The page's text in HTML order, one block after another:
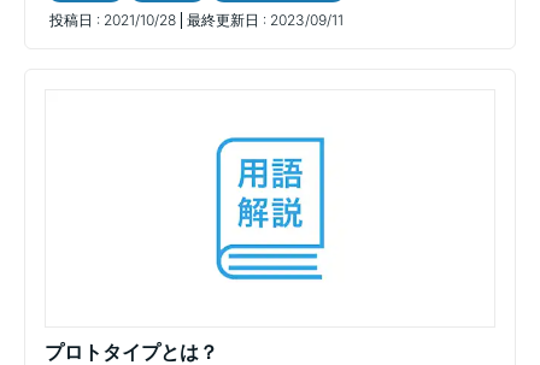
投稿日 : 2021/10/28 最終更新日 : 2023/09/11
プロトタイプとは？